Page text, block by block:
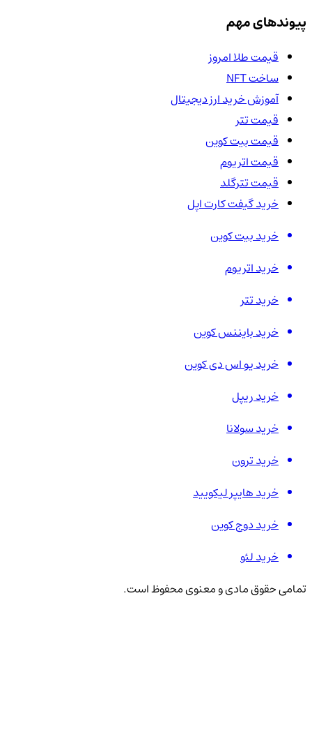
پیوندهای مهم
قیمت طلا امروز
ساخت NFT
آموزش خرید ارز دیجیتال
قیمت تتر
قیمت بیت کوین
قیمت اتریوم
قیمت تترگلد
خرید گیفت کارت اپل
خرید بیت کوین
خرید اتریوم
خرید تتر
خرید بایننس کوین
خرید یو اس دی کوین
خرید ریپل
خرید سولانا
خرید ترون
خرید هایپر لیکویید
خرید دوج کوین
خرید لئو
تمامی حقوق مادی و معنوی محفوظ است.